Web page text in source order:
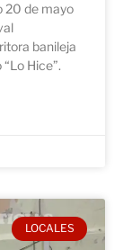
20 de mayo
banileja
Hice”.
LOCALES